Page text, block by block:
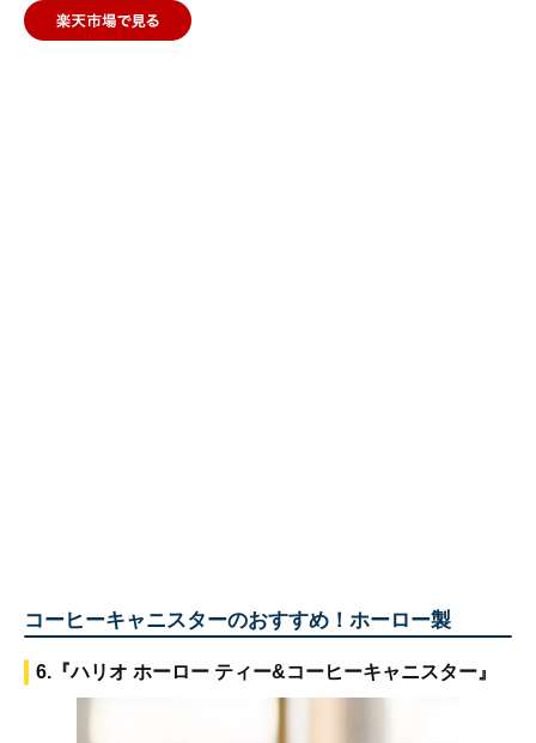
コーヒーキャニスターのおすすめ！ホーロー製
6.『ハリオ ホーロー ティー&コーヒーキャニスター』